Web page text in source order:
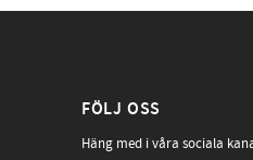
FÖLJ OSS
Häng med i våra sociala